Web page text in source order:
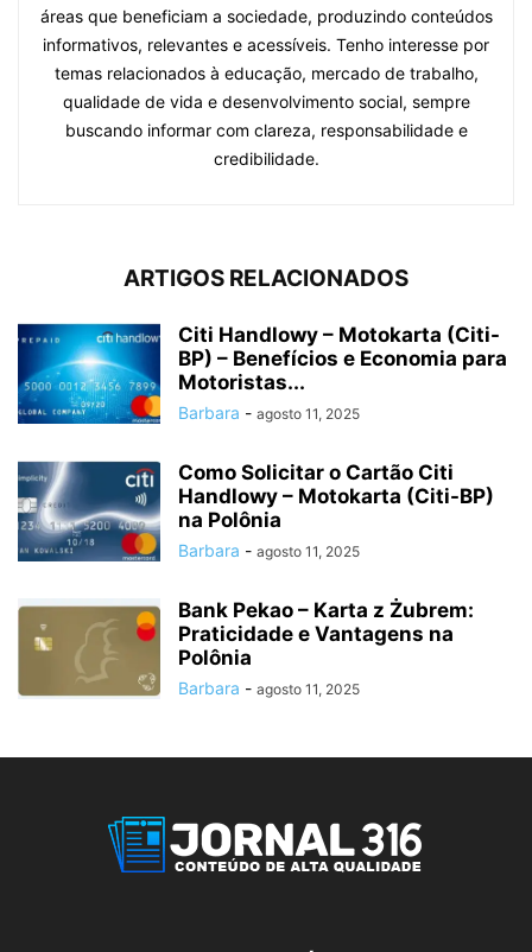
áreas que beneficiam a sociedade, produzindo conteúdos
informativos, relevantes e acessíveis. Tenho interesse por
temas relacionados à educação, mercado de trabalho,
qualidade de vida e desenvolvimento social, sempre
buscando informar com clareza, responsabilidade e
credibilidade.
ARTIGOS RELACIONADOS
Citi Handlowy – Motokarta (Citi-
BP) – Benefícios e Economia para
Motoristas...
Barbara - agosto 11, 2025
Como Solicitar o Cartão Citi
Handlowy – Motokarta (Citi-BP)
na Polônia
Barbara - agosto 11, 2025
Bank Pekao – Karta z Żubrem:
Praticidade e Vantagens na
Polônia
Barbara - agosto 11, 2025